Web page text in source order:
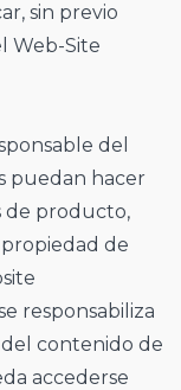
sin previo
Web-Site
del
puedan hacer
de producto,
de
responsabiliza
contenido de
accederse